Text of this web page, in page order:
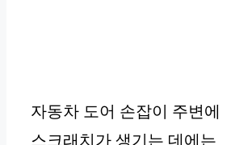
자동차 도어 손잡이 주변에
스크래치가 생기는 데에는